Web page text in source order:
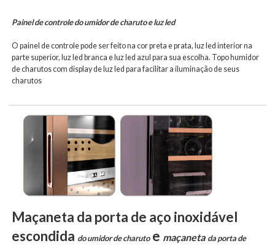
Painel de controle do umidor de charuto e luz led
O painel de controle pode ser feito na cor preta e prata, luz led interior na
parte superior, luz led branca e luz led azul para sua escolha. Topo humidor
de charutos com display de luz led para facilitar a iluminação de seus
charutos
Maçaneta da porta de aço inoxidável
escondida do umidor de charutoe maçaneta da porta de